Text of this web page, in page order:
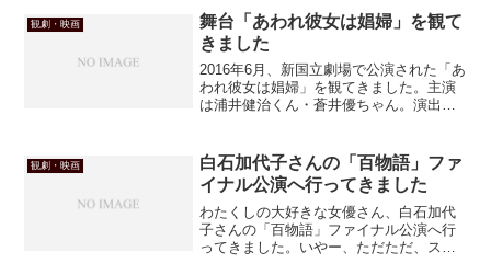
ケラリーノ・サンドロヴィッチさんって
ことで、楽しみにし...
観劇・映画
舞台「あわれ彼女は娼婦」を観て
きました
2016年6月、新国立劇場で公演された「あ
われ彼女は娼婦」を観てきました。主演
は浦井健治くん・蒼井優ちゃん。演出は
があると思ったけど、ほとんど覚えてな
かったわ～
観劇・映画
白石加代子さんの「百物語」ファ
イナル公演へ行ってきました
わたくしの大好きな女優さん、白石加代
子さんの「百物語」ファイナル公演へ行
ってきました。いやー、ただただ、スゴ